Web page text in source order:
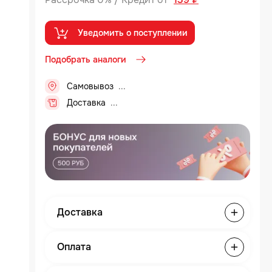
Уведомить о поступлении
Подобрать аналоги
Самовывоз .
Доставка .
Доставка
Оплата